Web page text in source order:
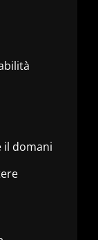
il domani